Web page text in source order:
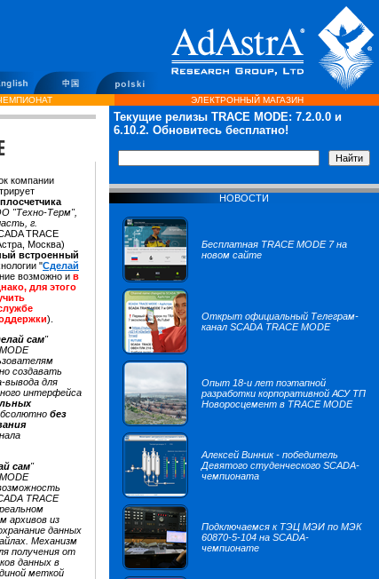
ЭЛЕКТРОННЫЙ МАГАЗИН
компании
"Техно-Терм",
г.
TRACE
Москва)
встроенный
"Сделай
возможно и в
для этого
).
сам"
создавать
вывода для
интерфейса
без
сам"
TRACE
архивов из
данных
Механизм
получения от
данных в
меткой
Текущие релизы TRACE MODE: 7.2.0.0 и
6.10.2. Обновитесь бесплатно!
НОВОСТИ
Бесплатная TRACE MODE 7 на
новом сайте
Открыт официальный Телеграм-
канал SCADA TRACE MODE
Опыт 18-и лет поэтапной
разработки корпоративной АСУ ТП
Новоросцемент в TRACE MODE
Алексей Винник - победитель
Девятого студенческого SCADA-
чемпионата
Подключаемся к ТЭЦ МЭИ по МЭК
60870-5-104 на SCADA-
чемпионате